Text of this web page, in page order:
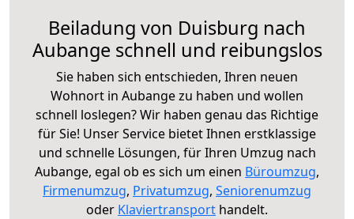
Beiladung von Duisburg nach
Aubange schnell und reibungslos
Sie haben sich entschieden, Ihren neuen
Wohnort in Aubange zu haben und wollen
schnell loslegen? Wir haben genau das Richtige
für Sie! Unser Service bietet Ihnen erstklassige
und schnelle Lösungen, für Ihren Umzug nach
Aubange, egal ob es sich um einen Büroumzug,
Firmenumzug, Privatumzug, Seniorenumzug
oder Klaviertransport handelt.